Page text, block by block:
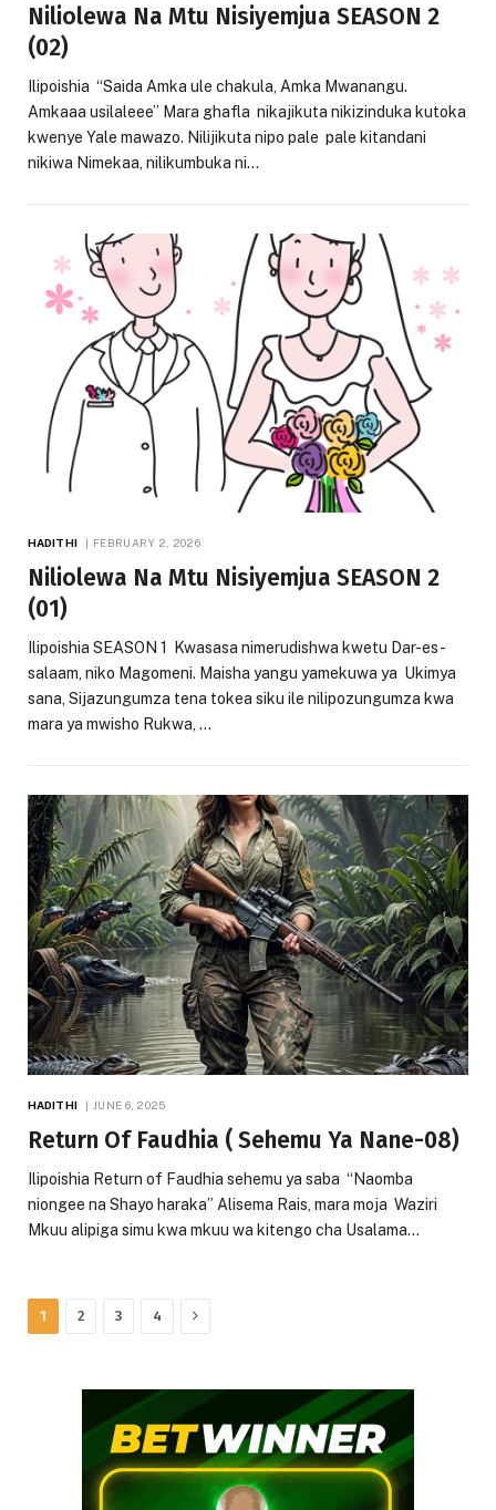
Niliolewa Na Mtu Nisiyemjua SEASON 2
(02)
Ilipoishia “Saida Amka ule chakula, Amka Mwanangu.
Amkaaa usilaleee” Mara ghafla nikajikuta nikizinduka kutoka
kwenye Yale mawazo. Nilijikuta nipo pale pale kitandani
nikiwa Nimekaa, nilikumbuka ni…
HADITHI FEBRUARY 2, 2026
Niliolewa Na Mtu Nisiyemjua SEASON 2
(01)
Ilipoishia SEASON 1 Kwasasa nimerudishwa kwetu Dar-es-
salaam, niko Magomeni. Maisha yangu yamekuwa ya Ukimya
sana, Sijazungumza tena tokea siku ile nilipozungumza kwa
mara ya mwisho Rukwa, …
HADITHI JUNE 6, 2025
Return Of Faudhia ( Sehemu Ya Nane-08)
Ilipoishia Return of Faudhia sehemu ya saba “Naomba
niongee na Shayo haraka” Alisema Rais, mara moja Waziri
Mkuu alipiga simu kwa mkuu wa kitengo cha Usalama…
1 2 3 4 Next